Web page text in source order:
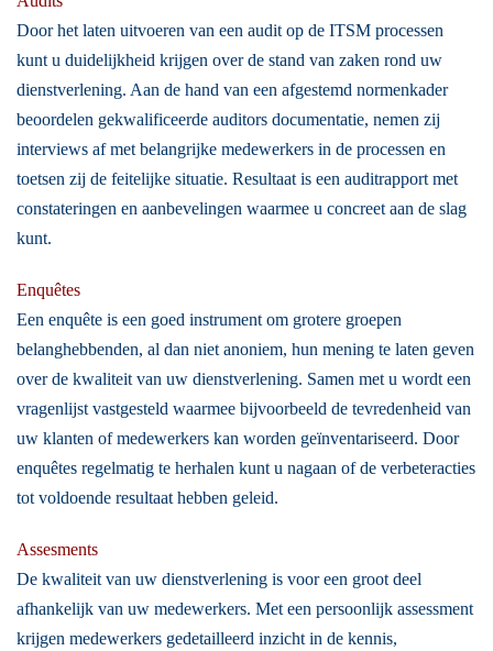
Door het laten uitvoeren van een audit op de ITSM processen
kunt u duidelijkheid krijgen over de stand van zaken rond uw
dienstverlening. Aan de hand van een afgestemd normenkader
beoordelen gekwalificeerde auditors documentatie, nemen zij
interviews af met belangrijke medewerkers in de processen en
toetsen zij de feitelijke situatie. Resultaat is een auditrapport met
constateringen en aanbevelingen waarmee u concreet aan de slag
kunt.
Enquêtes
Een enquête is een goed instrument om grotere groepen
belanghebbenden, al dan niet anoniem, hun mening te laten geven
over de kwaliteit van uw dienstverlening. Samen met u wordt een
vragenlijst vastgesteld waarmee bijvoorbeeld de tevredenheid van
uw klanten of medewerkers kan worden geïnventariseerd. Door
enquêtes regelmatig te herhalen kunt u nagaan of de verbeteracties
tot voldoende resultaat hebben geleid.
Assesments
De kwaliteit van uw dienstverlening is voor een groot deel
afhankelijk van uw medewerkers. Met een persoonlijk assessment
krijgen medewerkers gedetailleerd inzicht in de kennis,